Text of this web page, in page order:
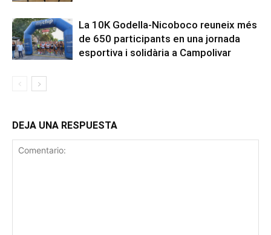
La 10K Godella-Nicoboco reuneix més
de 650 participants en una jornada
esportiva i solidària a Campolivar
DEJA UNA RESPUESTA